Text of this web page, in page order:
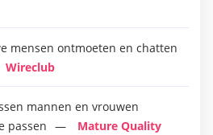
mensen ontmoeten en chatten
Wireclub
mannen en vrouwen
passen
Mature Quality